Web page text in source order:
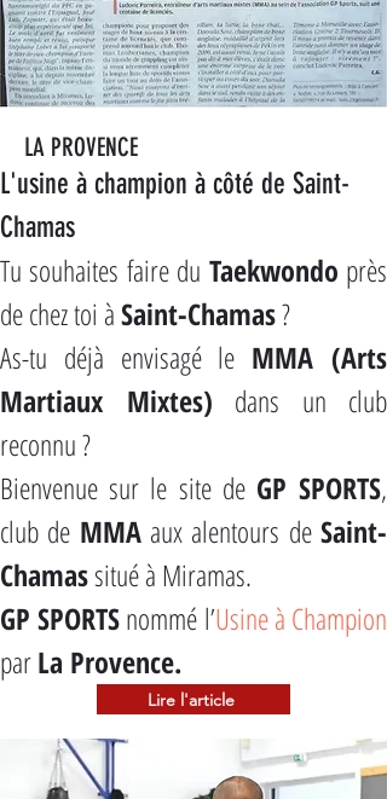
LA PROVENCE
L'usine à champion à côté de Saint-
Chamas
Tu souhaites faire du Taekwondo près
de chez toi à Saint-Chamas ?
As-tu déjà envisagé le MMA (Arts
Martiaux Mixtes) dans un club
reconnu ?
Bienvenue sur le site de GP SPORTS,
club de MMA aux alentours de Saint-
Chamas situé à Miramas.
GP SPORTS nommé l’Usine à Champion
par La Provence.
Lire l'article